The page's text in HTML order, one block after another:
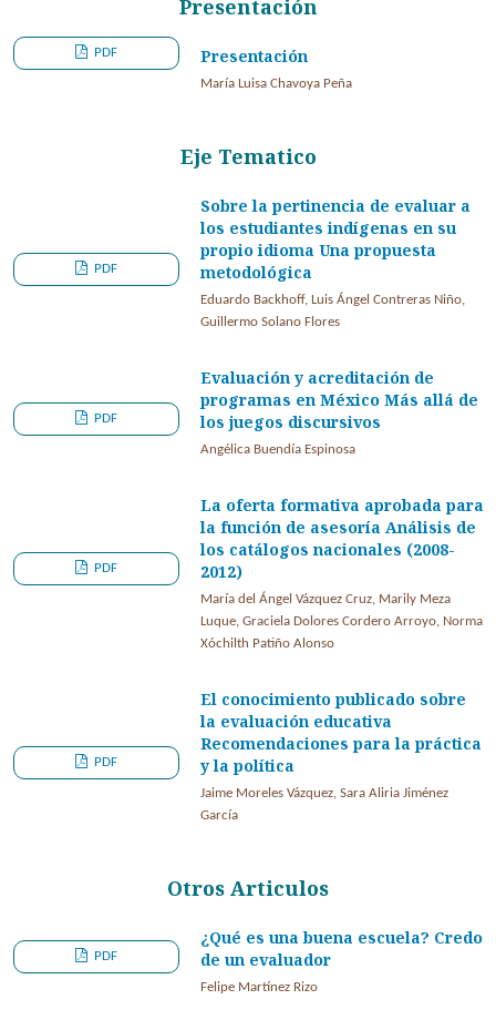
Presentación
Presentación
María Luisa Chavoya Peña
PDF
Eje Tematico
Sobre la pertinencia de evaluar a
los estudiantes indígenas en su
propio idioma Una propuesta
metodológica
Eduardo Backhoff, Luis Ángel Contreras Niño,
Guillermo Solano Flores
PDF
Evaluación y acreditación de
programas en México Más allá de
los juegos discursivos
Angélica Buendía Espinosa
PDF
La oferta formativa aprobada para
la función de asesoría Análisis de
los catálogos nacionales (2008-
2012)
María del Ángel Vázquez Cruz, Marily Meza
Luque, Graciela Dolores Cordero Arroyo, Norma
Xóchilth Patiño Alonso
PDF
El conocimiento publicado sobre
la evaluación educativa
Recomendaciones para la práctica
y la política
Jaime Moreles Vázquez, Sara Aliria Jiménez
García
PDF
Otros Articulos
¿Qué es una buena escuela? Credo
de un evaluador
Felipe Martínez Rizo
PDF